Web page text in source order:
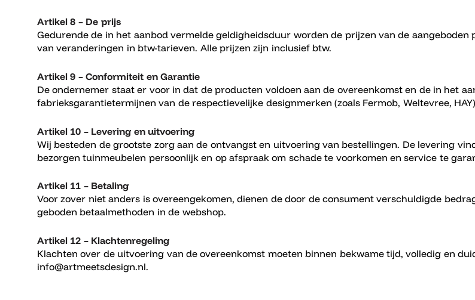
Artikel 8 – De prijs
Gedurende de in het aanbod vermelde geldigheidsduur worden de prijzen van de
van veranderingen in btw-tarieven. Alle prijzen zijn inclusief btw.
Artikel 9 – Conformiteit en Garantie
De ondernemer staat er voor in dat de producten voldoen aan de overeenkomst en de in het
fabrieksgarantietermijnen van de respectievelijke designmerken (zoals Fermob, Weltevree,
Artikel 10 – Levering en uitvoering
Wij besteden de grootste zorg aan de ontvangst en uitvoering van bestellingen. De levering
bezorgen tuinmeubelen persoonlijk en op afspraak om schade te voorkomen en service te
Artikel 11 – Betaling
Voor zover niet anders is overeengekomen, dienen de door de consument verschuldigde
geboden betaalmethoden in de webshop.
Artikel 12 – Klachtenregeling
Klachten over de uitvoering van de overeenkomst moeten binnen bekwame tijd, volledig en
info@artmeetsdesign.nl.